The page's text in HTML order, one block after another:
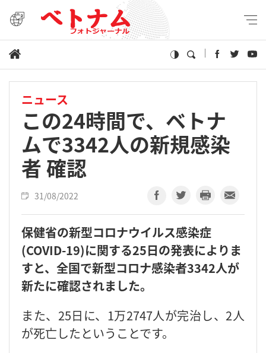
ニュース
この24時間で、ベトナ
ムで3342人の新規感染
者 確認
31/08/2022
保健省の新型コロナウイルス感染症
(COVID-19)に関する25日の発表によりま
すと、全国で新型コロナ感染者3342人が
新たに確認されました。
また、25日に、1万2747人が完治し、2人
が死亡したということです。